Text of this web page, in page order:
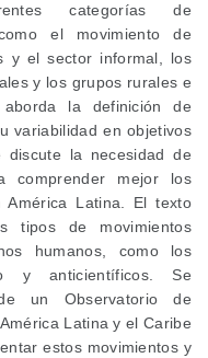
categorías de
el movimiento de
y el sector informal, los
y los grupos rurales e
la definición de
variabilidad en objetivos
discute la necesidad de
comprender mejor los
América Latina. El texto
tipos de movimientos
humanos, como los
y anticientíficos. Se
un Observatorio de
Latina y el Caribe
estos movimientos y